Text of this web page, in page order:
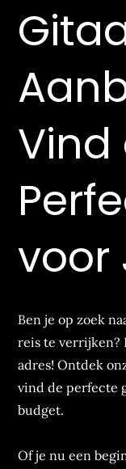
Vind
voor
Ben je op zoek
reis te verrijken?
adres! Ontdek
vind de perfecte
budget.
Of je nu een